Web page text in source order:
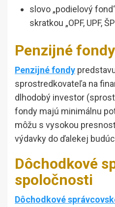
slovo „podielový
skratkou „OPF, UPF,
Penzijné fondy
Penzijné fondy
sprostredkovateľa na
dlhodobý investor
fondy majú minimálnu
môžu s vysokou
výdavky do ďalekej
Dôchodkové
spoločnosti
Dôchodkové